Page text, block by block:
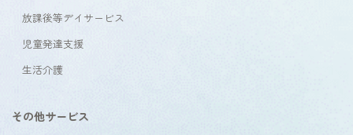
放課後等デイサービス
児童発達支援
生活介護
その他サービス